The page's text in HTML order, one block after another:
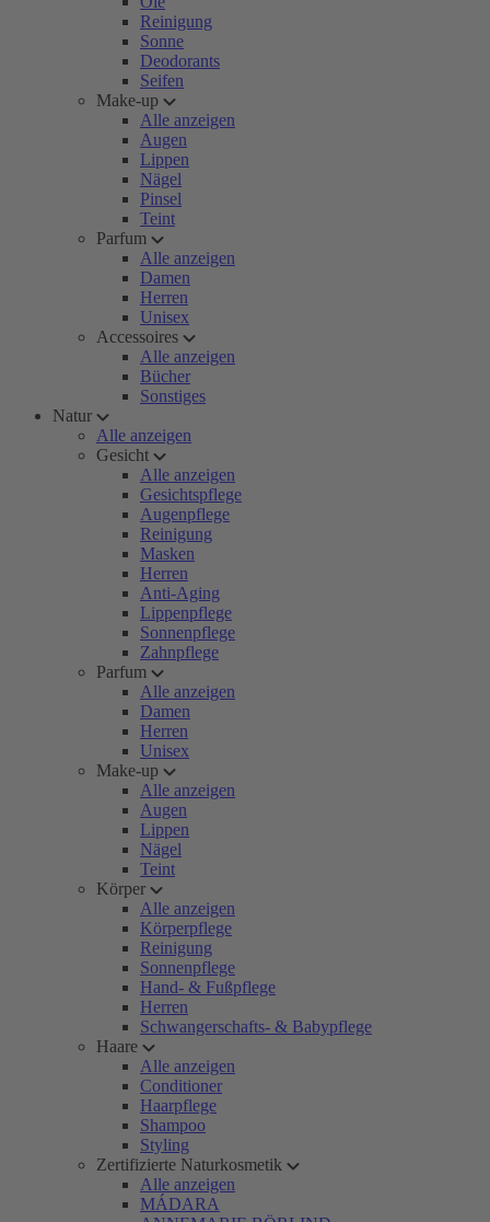
Reinigung
Sonne
Deodorants
Seifen
Make-up
Alle anzeigen
Augen
Lippen
Nägel
Pinsel
Teint
Parfum
Alle anzeigen
Damen
Herren
Unisex
Accessoires
Alle anzeigen
Bücher
Sonstiges
Natur
Alle anzeigen
Gesicht
Alle anzeigen
Gesichtspflege
Augenpflege
Reinigung
Masken
Herren
Anti-Aging
Lippenpflege
Sonnenpflege
Zahnpflege
Parfum
Alle anzeigen
Damen
Herren
Unisex
Make-up
Alle anzeigen
Augen
Lippen
Nägel
Teint
Körper
Alle anzeigen
Körperpflege
Reinigung
Sonnenpflege
Hand- & Fußpflege
Herren
Schwangerschafts- & Babypflege
Haare
Alle anzeigen
Conditioner
Haarpflege
Shampoo
Styling
Zertifizierte Naturkosmetik
Alle anzeigen
MÁDARA